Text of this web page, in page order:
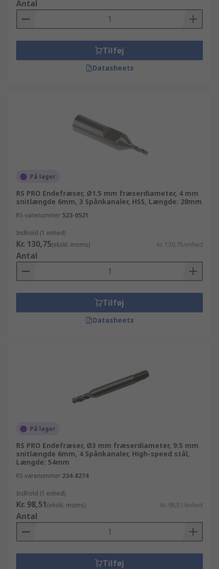
Antal
Tilføj
Datasheets
På lager
RS PRO Endefræser, Ø1.5 mm fræserdiameter, 4 mm
snitlængde 6mm, 3 Spånkanaler, HSS, Længde: 28mm
RS-varenummer 523-0521
Indhold (1 enhed)
Kr. 130,75(ekskl. moms) Kr. 130,75/enhed
Antal
Tilføj
Datasheets
På lager
RS PRO Endefræser, Ø3 mm fræserdiameter, 9.5 mm
snitlængde 6mm, 4 Spånkanaler, High-speed stål,
Længde: 54mm
RS-varenummer 234-8274
Indhold (1 enhed)
Kr. 98,51(ekskl. moms) Kr. 98,51/enhed
Antal
Tilføj